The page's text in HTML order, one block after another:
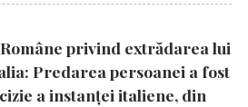
privind extrădarea lui
Predarea persoanei a fost
a instanţei italiene, din